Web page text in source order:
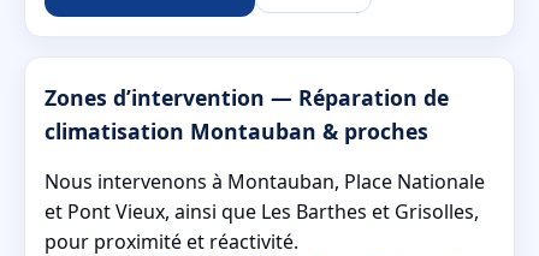
Zones d’intervention — Réparation de
climatisation Montauban & proches
Nous intervenons à Montauban, Place Nationale
et Pont Vieux, ainsi que Les Barthes et Grisolles,
pour proximité et réactivité.